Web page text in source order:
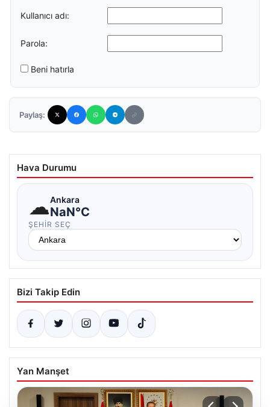
Kullanıcı adı:
Parola:
Beni hatırla
Paylaş:
Hava Durumu
☁Ankara
NaN°C
ŞEHIR SEÇ
Bizi Takip Edin
Yan Manşet